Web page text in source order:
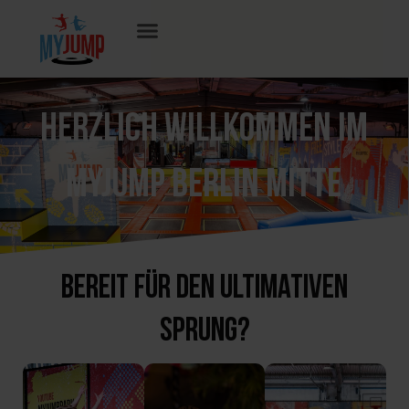
springen
HERZLICH WILLKOMMEN IM
MYJUMP BERLIN MITTE
Bereit für den ultimativen
Sprung?